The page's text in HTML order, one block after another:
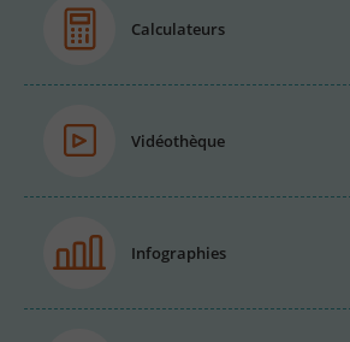
Calculateurs
Vidéothèque
Infographies